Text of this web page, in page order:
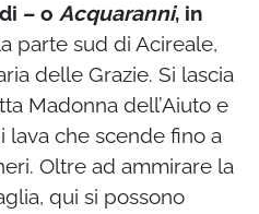
– o Acquaranni, in
parte sud di Acireale,
delle Grazie. Si lascia
Madonna dell’Aiuto e
lava che scende fino a
Oltre ad ammirare la
qui si possono